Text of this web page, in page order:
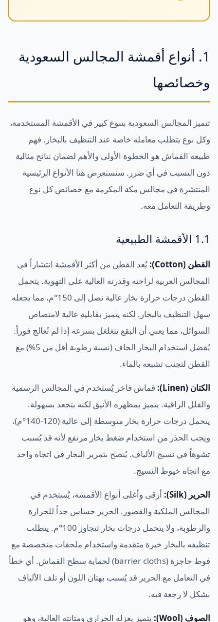
1. أنواع أقمشة المجالس السعودية
وخصائصها
تتميز المجالس السعودية بتنوع كبير في الأقمشة المستخدمة،
وكل نوع يتطلب معاملة خاصة عند التنظيف بالبخار. فهم
طبيعة القماش هو الخطوة الأولى والأهم لضمان نتائج مثالية
دون التسبب في أي ضرر. سنستعرض هنا الأنواع الرئيسية
المنتشرة في مجالس مكة المكرمة مع خصائص كل نوع
وطريقة التعامل معه.
1.1 الأقمشة الطبيعية
القطن (Cotton):
يُعد القطن من أكثر الأقمشة انتشاراً في
المجالس العربية لراحته وقدرته العالية على التهوية. يتحمل
القطن درجات حرارة بخار عالية تصل إلى 150°م، مما يجعله
سهل التنظيف بالبخار. لكنه يتميز بقابلية عالية لامتصاص
السوائل، مما يعني أن البقع تتغلغل بسرعة إذا لم تُعالج فوراً.
يُفضل استخدام البخار الجاف (نسبة رطوبة أقل من 5%) مع
القطن لتجنب تشبعه بالماء.
الكتان (Linen):
قماش فاخر يُستخدم في المجالس الرسمية
والفلل الراقية. يتميز بمظهره الأنيق لكنه يتجعد بسهولة.
يتحمل درجات حرارة بخار متوسطة إلى عالية (120-140°م)،
ويجب الحذر من استخدام ضغط بخار مرتفع لأنه قد يُسبب
تشوهاً في نسيج الألياف. يُنصح بتمرير البخار في اتجاه واحد
مع اتجاه خيوط النسيج.
الحرير (Silk):
أرقى وأغلى أنواع الأقمشة، يُستخدم في
المجالس الملكية والقصور. الحرير حساس جداً للحرارة
والرطوبة، ولا يتحمل درجات بخار تتجاوز 100°م. يتطلب
تنظيفه بالبخار خبرة متقدمة واستخدام ملحقات متخصصة مع
فوط حاجزة (barrier cloths) لحماية سطح القماش. أي خطأ
في التعامل مع الحرير قد يُسبب بهتان اللون أو تلف الألياف
بشكل لا رجعة فيه.
الصوف (Wool): يتميز بعزله الحراري ومتانته العالية، وهو